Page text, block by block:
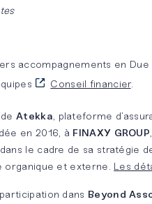
accompagnements en Due
Conseil financier.
Atekka, plateforme
en 2016, à FINAXY GROUP
le cadre de sa stratégie
organique et externe. Les
dans Beyond